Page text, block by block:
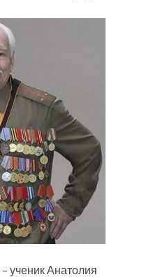
– ученик Анатолия